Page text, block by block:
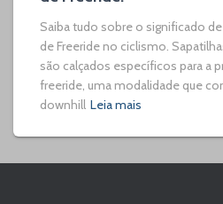
Saiba tudo sobre o significado
de Freeride no ciclismo.
são calçados específicos para a
freeride, uma modalidade que
downhill Leia mais